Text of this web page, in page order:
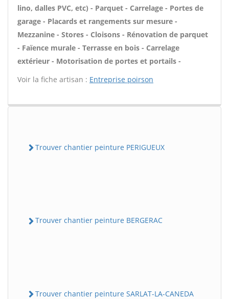
lino, dalles PVC, etc) - Parquet - Carrelage - Portes de
garage - Placards et rangements sur mesure -
Mezzanine - Stores - Cloisons - Rénovation de parquet
- Faïence murale - Terrasse en bois - Carrelage
extérieur - Motorisation de portes et portails -
Voir la fiche artisan : Entreprise poirson
Trouver chantier peinture PERIGUEUX
Trouver chantier peinture BERGERAC
Trouver chantier peinture SARLAT-LA-CANEDA